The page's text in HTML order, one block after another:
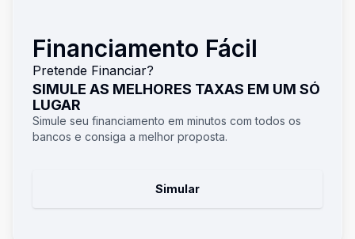
Financiamento Fácil
Pretende Financiar?
SIMULE AS MELHORES TAXAS EM UM SÓ
LUGAR
Simule seu financiamento em minutos com todos os
bancos e consiga a melhor proposta.
Simular